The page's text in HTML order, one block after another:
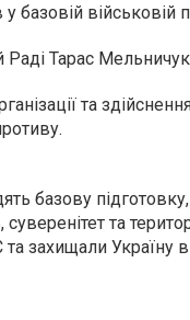
базовій військовій
Тарас
та
базову
та
захищали Україну